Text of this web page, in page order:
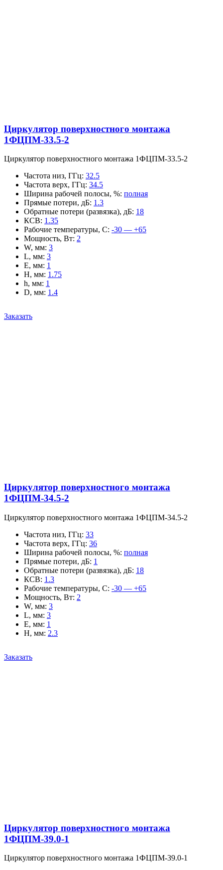
Циркулятор поверхностного монтажа
1ФЦПМ-33.5-2
Циркулятор поверхностного монтажа 1ФЦПМ-33.5-2
Частота низ, ГГц: 32.5
Частота верх, ГГц: 34.5
Ширина рабочей полосы, %: полная
Прямые потери, дБ: 1.3
Обратные потери (развязка), дБ: 18
КСВ: 1.35
Рабочие температуры, С: -30 — +65
Мощность, Вт: 2
W, мм: 3
L, мм: 3
E, мм: 1
H, мм: 1.75
h, мм: 1
D, мм: 1.4
Заказать
Циркулятор поверхностного монтажа
1ФЦПМ-34.5-2
Циркулятор поверхностного монтажа 1ФЦПМ-34.5-2
Частота низ, ГГц: 33
Частота верх, ГГц: 36
Ширина рабочей полосы, %: полная
Прямые потери, дБ: 1
Обратные потери (развязка), дБ: 18
КСВ: 1.3
Рабочие температуры, С: -30 — +65
Мощность, Вт: 2
W, мм: 3
L, мм: 3
E, мм: 1
H, мм: 2.3
Заказать
Циркулятор поверхностного монтажа
1ФЦПМ-39.0-1
Циркулятор поверхностного монтажа 1ФЦПМ-39.0-1